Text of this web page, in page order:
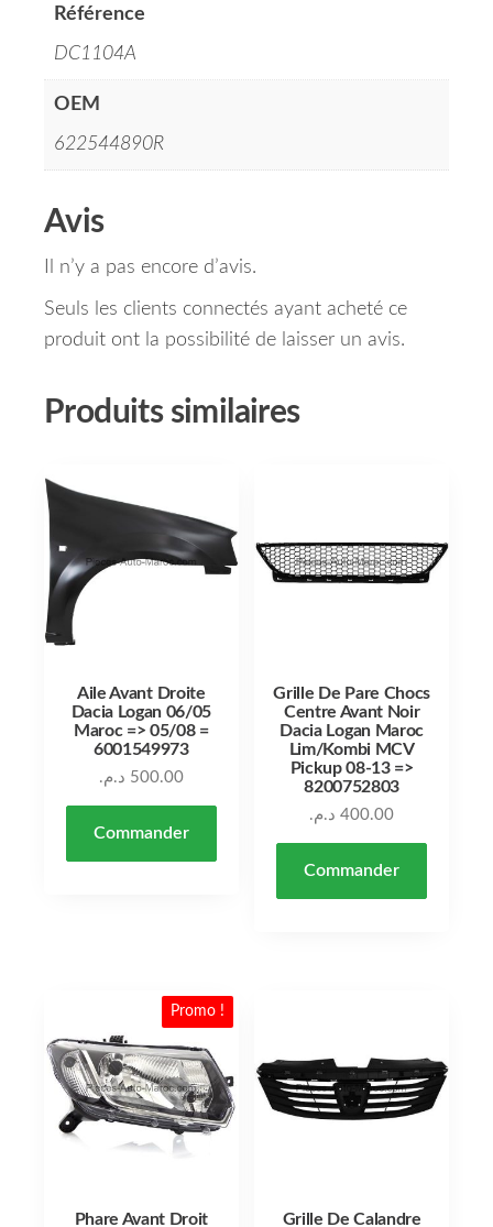
Référence
DC1104A
OEM
622544890R
Avis
Il n’y a pas encore d’avis.
Seuls les clients connectés ayant acheté ce
produit ont la possibilité de laisser un avis.
Produits similaires
Aile Avant Droite
Dacia Logan 06/05
Maroc => 05/08 =
6001549973
500.00 د.م.
Commander
Grille De Pare Chocs
Centre Avant Noir
Dacia Logan Maroc
Lim/Kombi MCV
Pickup 08-13 =>
8200752803
400.00 د.م.
Commander
Promo !
Phare Avant Droit
Grille De Calandre